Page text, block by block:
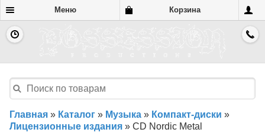
Меню Корзина
Главная » Каталог » Музыка » Компакт-диски »
Лицензионные издания » CD Nordic Metal